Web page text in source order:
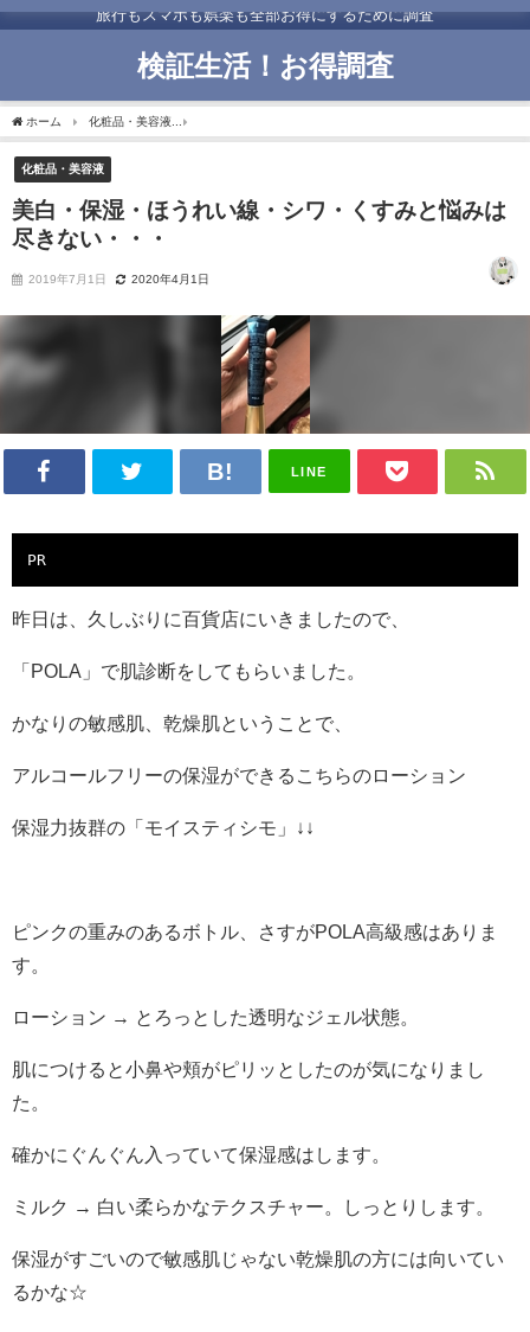
旅行もスマホも娯楽も全部お得にするために調査
検証生活！お得調査
ホーム 化粧品・美容液
化粧品・美容液
美白・保湿・ほうれい線・シワ・くすみと悩みは
尽きない・・・
2019年7月1日 2020年4月1日
LINE
PR
昨日は、久しぶりに百貨店にいきましたので、
「POLA」で肌診断をしてもらいました。
かなりの敏感肌、乾燥肌ということで、
アルコールフリーの保湿ができるこちらのローション
保湿力抜群の「モイスティシモ」↓↓
ピンクの重みのあるボトル、さすがPOLA高級感はありま
す。
ローション → とろっとした透明なジェル状態。
肌につけると小鼻や頬がピリッとしたのが気になりまし
た。
確かにぐんぐん入っていて保湿感はします。
ミルク → 白い柔らかなテクスチャー。しっとりします。
保湿がすごいので敏感肌じゃない乾燥肌の方には向いてい
るかな☆